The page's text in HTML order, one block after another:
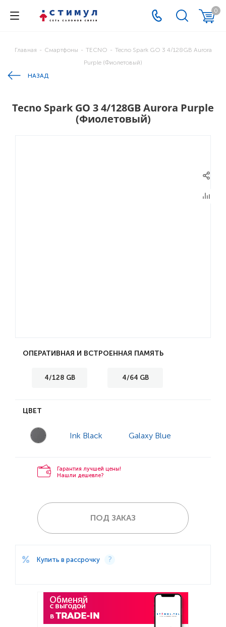
0
Главная - Смартфоны - TECNO - Tecno Spark GO 3 4/128GB Aurora
Purple (Фиолетовый)
НАЗАД
Tecno Spark GO 3 4/128GB Aurora Purple
(Фиолетовый)
ОПЕРАТИВНАЯ И ВСТРОЕННАЯ ПАМЯТЬ
4/128 GB 4/64 GB
ЦВЕТ
Ink Black Galaxy Blue
Гарантия лучшей цены!
Нашли дешевле?
ПОД ЗАКАЗ
Купить в рассрочку